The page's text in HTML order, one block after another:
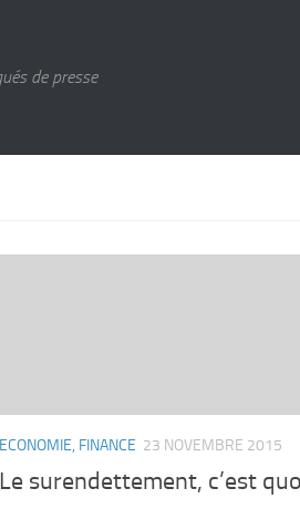
de presse
ECONOMIE, FINANCE 23 NOVEMBRE 2015
Le surendettement, c’est